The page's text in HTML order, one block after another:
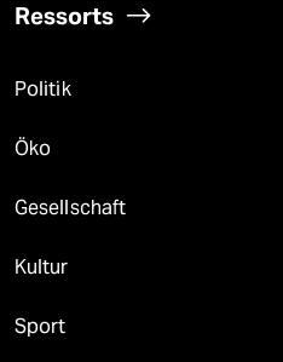
Ressorts
Politik
Öko
Gesellschaft
Kultur
Sport